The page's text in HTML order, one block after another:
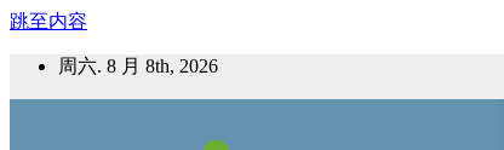
跳至内容
周六. 8 月 8th, 2026